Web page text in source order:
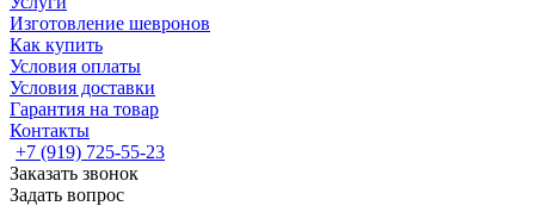
Изготовление шевронов
Как купить
Условия оплаты
Условия доставки
Гарантия на товар
Контакты
+7 (919) 725-55-23
Заказать звонок
Задать вопрос